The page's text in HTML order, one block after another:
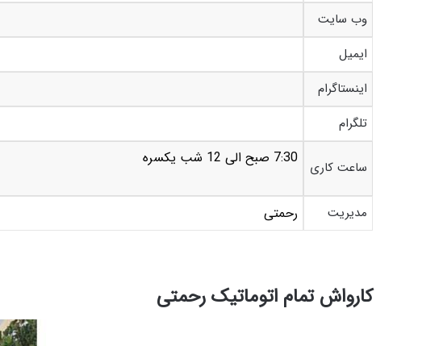
وب سایت
ایمیل
اینستاگرام
تلگرام
ساعت کاری 7:30 صبح الی 12 شب یکسره
مدیریت رحمتی
کارواش تمام اتوماتیک رحمتی